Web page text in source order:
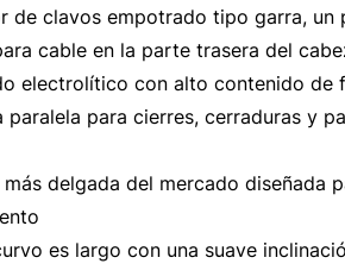
de clavos empotrado tipo garra, un
cable en la parte trasera del
electrolítico con alto contenido de
paralela para cierres, cerraduras y
más delgada del mercado diseñada
es largo con una suave